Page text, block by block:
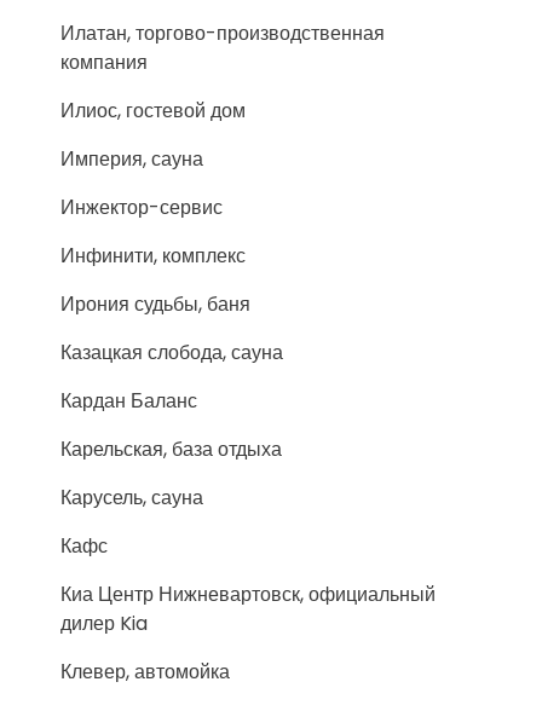
Илатан, торгово-производственная
компания
Илиос, гостевой дом
Империя, сауна
Инжектор-сервис
Инфинити, комплекс
Ирония судьбы, баня
Казацкая слобода, сауна
Кардан Баланс
Карельская, база отдыха
Карусель, сауна
Кафс
Киа Центр Нижневартовск, официальный
дилер Kia
Клевер, автомойка